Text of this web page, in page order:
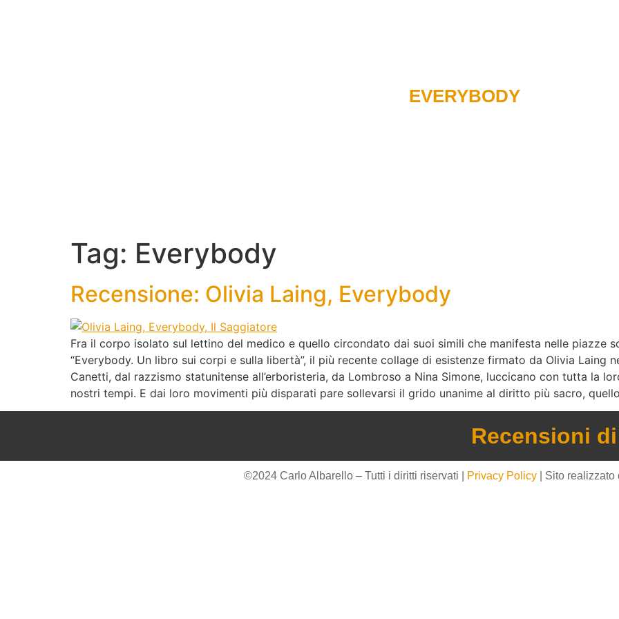
EVERYBODY
Tag: Everybody
Recensione: Olivia Laing, Everybody
Fra il corpo isolato sul lettino del medico e quello circondato dai suoi simili che manifesta nelle piazze
“Everybody. Un libro sui corpi e sulla libertà”, il più recente collage di esistenze firmato da Olivia Laing
Canetti, dal razzismo statunitense all’erboristeria, da Lombroso a Nina Simone, luccicano con tutta la
nostri tempi. E dai loro movimenti più disparati pare sollevarsi il grido unanime al diritto più sacro,
Recensioni
©2024 Carlo Albarello – Tutti i diritti riservati | Privacy Policy | Sito realizzato